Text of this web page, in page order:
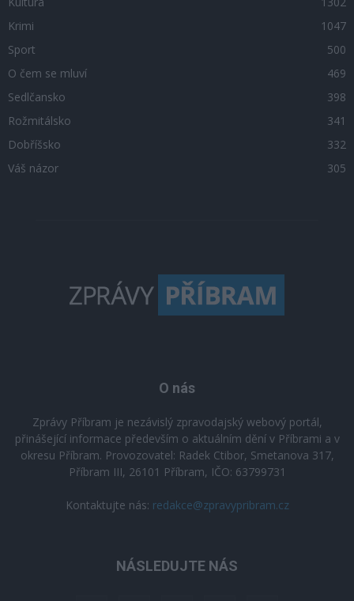
Krimi
1047
Sport
500
O čem se mluví
469
Sedlčansko
398
Rožmitálsko
341
Dobříšsko
332
Váš názor
305
O nás
Zprávy Příbram je nezávislý zpravodajský webový portál,
přinášející informace především o aktuálním dění v Příbrami a v
okresu Příbram. Provozovatel: Radek Ctibor, Smetanova 317,
Příbram III, 26101 Příbram, IČO: 63799731
Kontaktujte nás: redakce@zpravypribram.cz
NÁSLEDUJTE NÁS